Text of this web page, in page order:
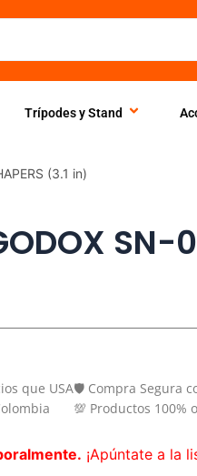
Trípodes y Stand
(3.1 in)
SN-
que USA🛡️ Compra Segura
💯 Productos 100%
¡Apúntate a la